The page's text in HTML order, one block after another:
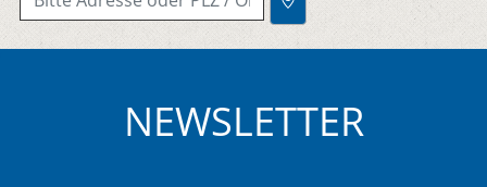
NEWSLETTER